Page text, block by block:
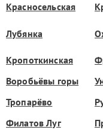
Красносельская
Лубянка
Кропоткинская
Воробьёвы горы
Тропарёво
Филатов Луг